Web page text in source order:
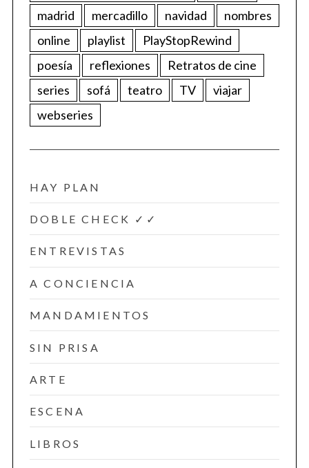
madrid
mercadillo navidad
nombres
online
playlist
PlayStopRewind
poesía
reflexiones
Retratos de cine
series
sofá teatro TV
viajar
webseries
HAY PLAN
DOBLE CHECK ✓✓
ENTREVISTAS
A CONCIENCIA
MANDAMIENTOS
SIN PRISA
ARTE
ESCENA
LIBROS